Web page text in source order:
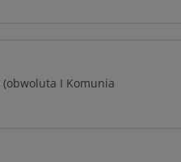
(obwoluta I Komunia